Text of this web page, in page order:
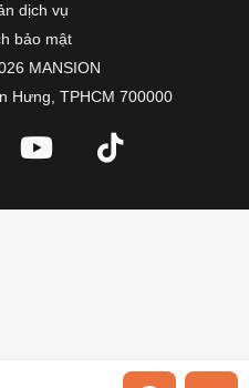
dịch vụ
bảo mật
MANSION
Hưng, TPHCM 700000